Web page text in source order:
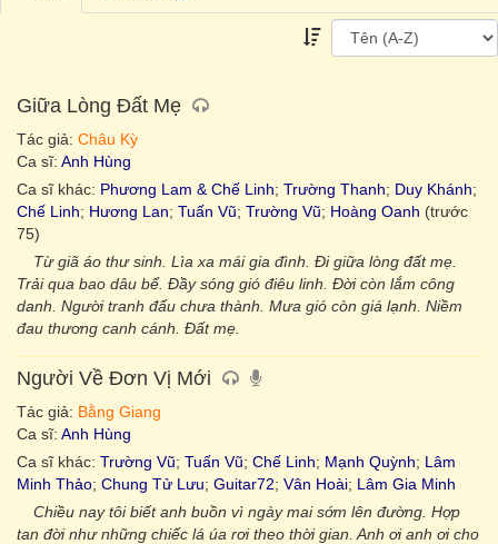
Giữa Lòng Đất Mẹ
Tác giả: Châu Kỳ
Ca sĩ: Anh Hùng
Ca sĩ khác: Phương Lam & Chế Linh; Trường Thanh; Duy Khánh;
Chế Linh; Hương Lan; Tuấn Vũ; Trường Vũ; Hoàng Oanh (trước
75)
Từ giã áo thư sinh. Lìa xa mái gia đình. Ði giữa lòng đất mẹ.
Trải qua bao dâu bể. Ðầy sóng gió điêu linh. Ðời còn lắm công
danh. Người tranh đấu chưa thành. Mưa gió còn giá lạnh. Niềm
đau thương canh cánh. Ðất mẹ.
Người Về Đơn Vị Mới
Tác giả: Bằng Giang
Ca sĩ: Anh Hùng
Ca sĩ khác: Trường Vũ; Tuấn Vũ; Chế Linh; Mạnh Quỳnh; Lâm
Minh Thảo; Chung Tử Lưu; Guitar72; Vân Hoài; Lâm Gia Minh
Chiều nay tôi biết anh buồn vì ngày mai sớm lên đường. Hợp
tan đời như những chiếc lá úa rơi theo thời gian. Anh ơi anh ơi cho